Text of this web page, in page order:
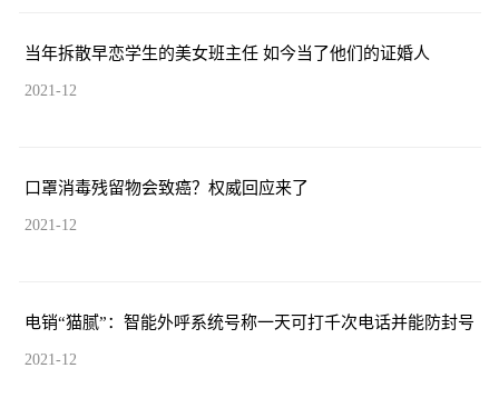
当年拆散早恋学生的美女班主任 如今当了他们的证婚人
2021-12
口罩消毒残留物会致癌？权威回应来了
2021-12
电销“猫腻”：智能外呼系统号称一天可打千次电话并能防封号
2021-12